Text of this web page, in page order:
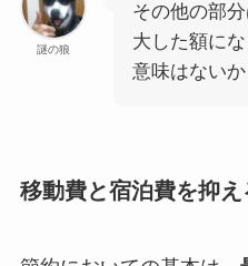
謎の狼
その他の部
大した額に
意味はないか
移動費と宿泊費を抑